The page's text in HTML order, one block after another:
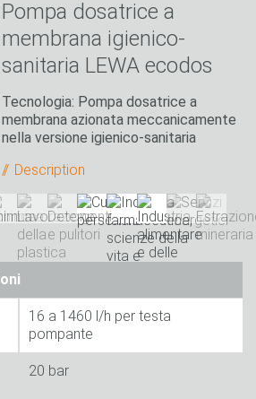
Pompa dosatrice a
membrana igienico-
sanitaria LEWA ecodos
Tecnologia: Pompa dosatrice a
membrana azionata meccanicamente
nella versione igienico-sanitaria
Description
16 a 1460 l/h per testa
pompante
20 bar